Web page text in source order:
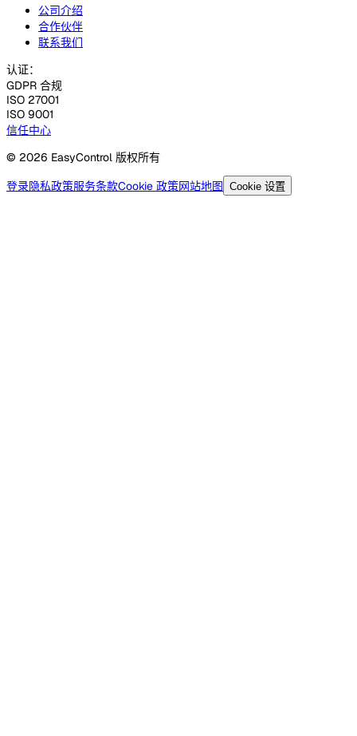
公司介绍
合作伙伴
联系我们
认证：
GDPR 合规
ISO 27001
ISO 9001
信任中心
© 2026 EasyControl 版权所有
登录隐私政策服务条款Cookie 政策网站地图 Cookie 设置